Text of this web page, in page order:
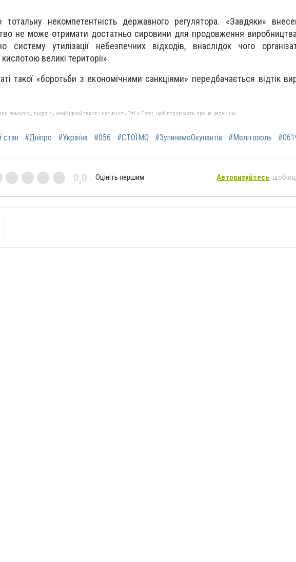
некомпетентність державного регулятора. «Завдяки»
не може отримати достатньо сировини для продовження
систему утилізації небезпечних відходів, внаслідок чого
великі території».
такої «боротьби з економічними санкціями» передбачається відтік
помилку, виділіть необхідний текст і натисніть Ctrl + Enter, щоб повідомити про це редакцію
стан #Дніпро #Україна #056 #СТОЇМО #ЗупинимоОкупантів #Мелітополь
0,0 Оцініть першим Авторизуйтесь, щоб